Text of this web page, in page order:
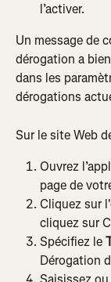
l’activer.
Un message de
dérogation a
dans les
dérogations
Sur le site Web
Ouvrez
page de
Cliquez sur
cliquez sur
Spécifiez le
Dérogation